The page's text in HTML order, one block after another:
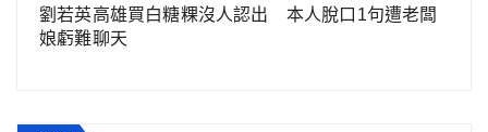
劉若英高雄買白糖粿沒人認出 本人脫口1句遭老闆
娘虧難聊天